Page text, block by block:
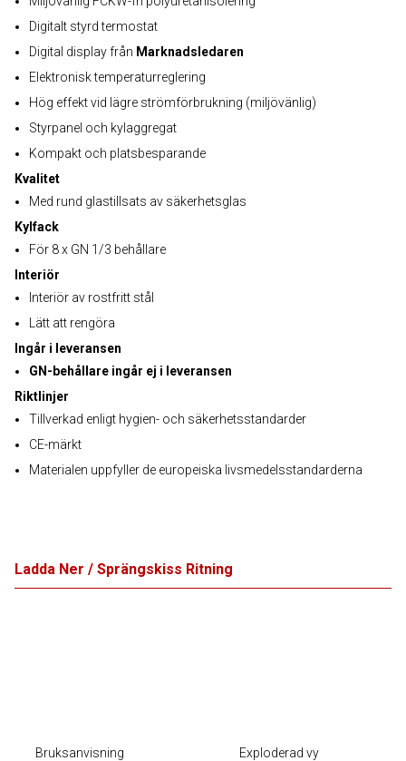
Digitalt styrd termostat
Digital display från Marknadsledaren
Elektronisk temperaturreglering
Hög effekt vid lägre strömförbrukning (miljövänlig)
Styrpanel och kylaggregat
Kompakt och platsbesparande
Kvalitet
Med rund glastillsats av säkerhetsglas
Kylfack
För 8 x GN 1/3 behållare
Interiör
Interiör av rostfritt stål
Lätt att rengöra
Ingår i leveransen
GN-behållare ingår ej i leveransen
Riktlinjer
Tillverkad enligt hygien- och säkerhetsstandarder
CE-märkt
Materialen uppfyller de europeiska livsmedelsstandarderna
Ladda Ner / Sprängskiss Ritning
Bruksanvisning Exploderad vy